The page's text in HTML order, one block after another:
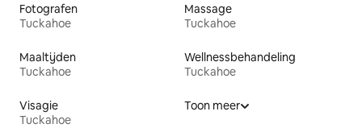
Fotografen
Tuckahoe
Massage
Tuckahoe
Maaltijden
Tuckahoe
Wellnessbehandeling
Tuckahoe
Visagie
Tuckahoe
Toon meer